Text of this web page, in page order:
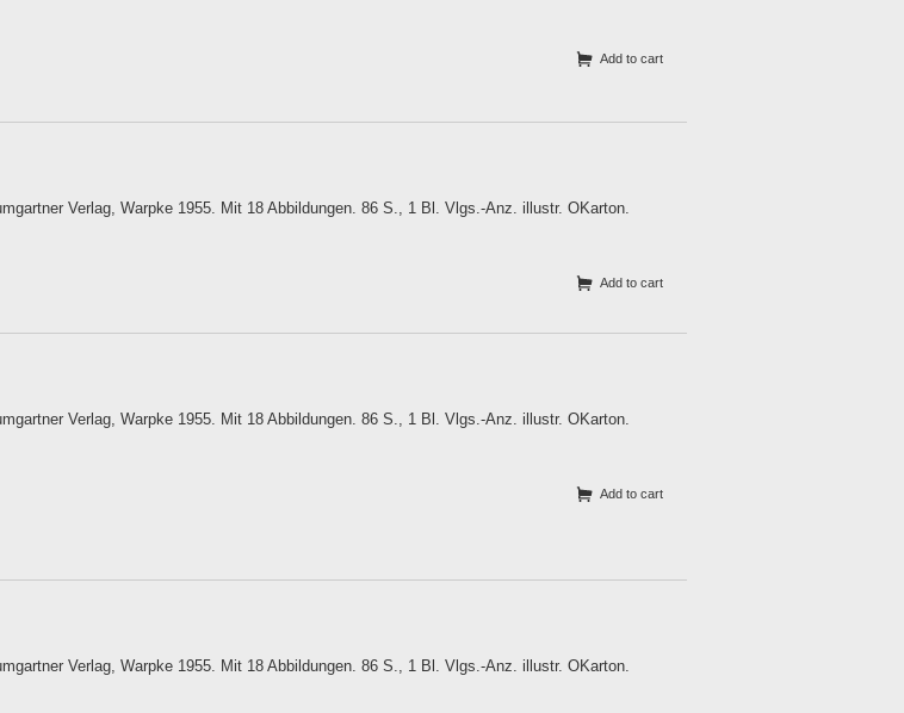
Add to cart
Verlag, Warpke 1955. Mit 18 Abbildungen. 86 S., 1 Bl. Vlgs.-Anz. illustr. OKarton.
Add to cart
Verlag, Warpke 1955. Mit 18 Abbildungen. 86 S., 1 Bl. Vlgs.-Anz. illustr. OKarton.
Add to cart
Verlag, Warpke 1955. Mit 18 Abbildungen. 86 S., 1 Bl. Vlgs.-Anz. illustr. OKarton.